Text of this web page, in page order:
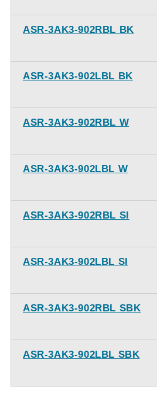
ASR-3AK3-902RBL BK
ASR-3AK3-902LBL BK
ASR-3AK3-902RBL W
ASR-3AK3-902LBL W
ASR-3AK3-902RBL SI
ASR-3AK3-902LBL SI
ASR-3AK3-902RBL SBK
ASR-3AK3-902LBL SBK